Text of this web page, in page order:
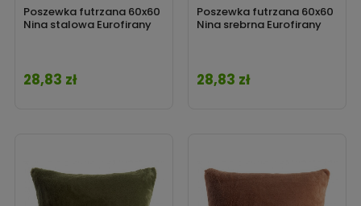
Poszewka futrzana 60x60
Nina stalowa Eurofirany
Cena
28,83 zł
Poszewka futrzana 60x60
Nina srebrna Eurofirany
Cena
28,83 zł